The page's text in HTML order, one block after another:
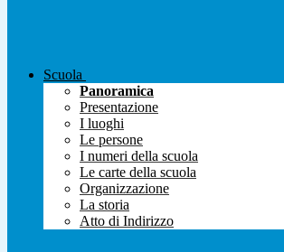
Scuola
Panoramica
Presentazione
I luoghi
Le persone
I numeri della scuola
Le carte della scuola
Organizzazione
La storia
Atto di Indirizzo